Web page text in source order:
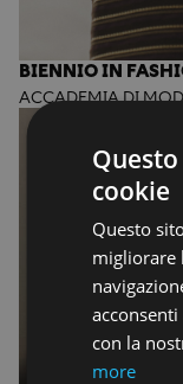
BIENNIO IN
ACCADEMIA DI
cookie
Questo
migliorare
con la
more